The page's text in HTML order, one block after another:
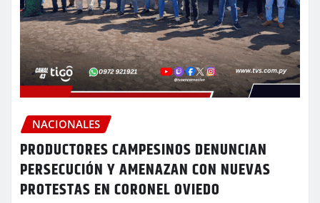
NACIONALES
PRODUCTORES CAMPESINOS DENUNCIAN
PERSECUCIÓN Y AMENAZAN CON NUEVAS
PROTESTAS EN CORONEL OVIEDO